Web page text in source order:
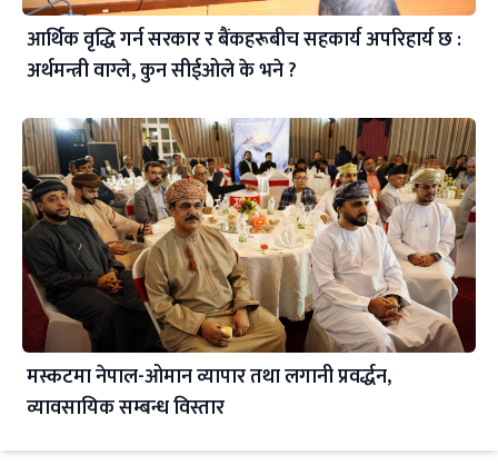
आर्थिक वृद्धि गर्न सरकार र बैंकहरूबीच सहकार्य अपरिहार्य छ :
अर्थमन्त्री वाग्ले, कुन सीईओले के भने ?
मस्कटमा नेपाल-ओमान व्यापार तथा लगानी प्रवर्द्धन,
व्यावसायिक सम्बन्ध विस्तार